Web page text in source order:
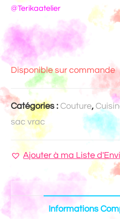
@Terikaatelier
Disponible sur commande
Catégories : Couture,
sac vrac
Ajouter à ma Liste
Informations